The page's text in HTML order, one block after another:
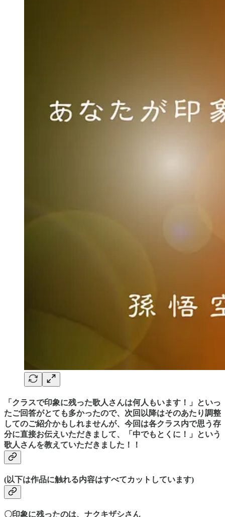
「クラスで印象に残った歌人さんは何人もいます！」といっ
たご回答がとても多かったので、次回以降はそのあたり調整
してのご紹介かもしれませんが、今回は各クラス内で思う存
分に直接お伝えいただきまして、「中でもとくに！」という
歌人さんを教えていただきました！！
(以下は作品に触れる内容はすべてカットしています)
〇印象に残ったのは、ナクキザシさん